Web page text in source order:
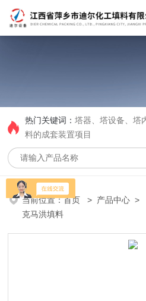
热门关键词：塔器、塔设备、塔
料的成套装置项目
当前位置：首页 > 产品中心 >
克马洪填料